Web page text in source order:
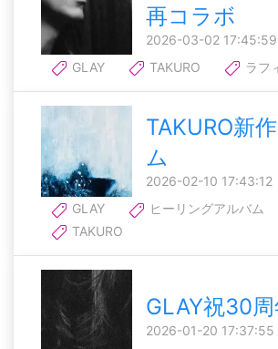
再コラボ
2026-03-02 17:45:59
GLAY
TAKURO ラフ
TAKURO新
ム
2026-02-10 17:43:12
GLAY
ヒーリングアルバム
TAKURO
GLAY祝30
2026-01-20 17:37:55